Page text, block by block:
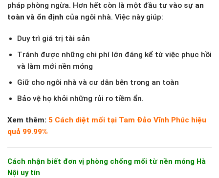
pháp phòng ngừa. Hơn hết còn là một đầu tư vào sự an
toàn và ổn định của ngôi nhà. Việc này giúp:
Duy trì giá trị tài sản
Tránh được những chi phí lớn đáng kể từ việc phục hồi
và làm mới nền móng
Giữ cho ngôi nhà và cư dân bên trong an toàn
Bảo vệ họ khỏi những rủi ro tiềm ẩn.
Xem thêm: 5 Cách diệt mối tại Tam Đảo Vĩnh Phúc hiệu
quả 99.99%
Cách nhận biết đơn vị phòng chống mối từ nền móng Hà
Nội uy tín